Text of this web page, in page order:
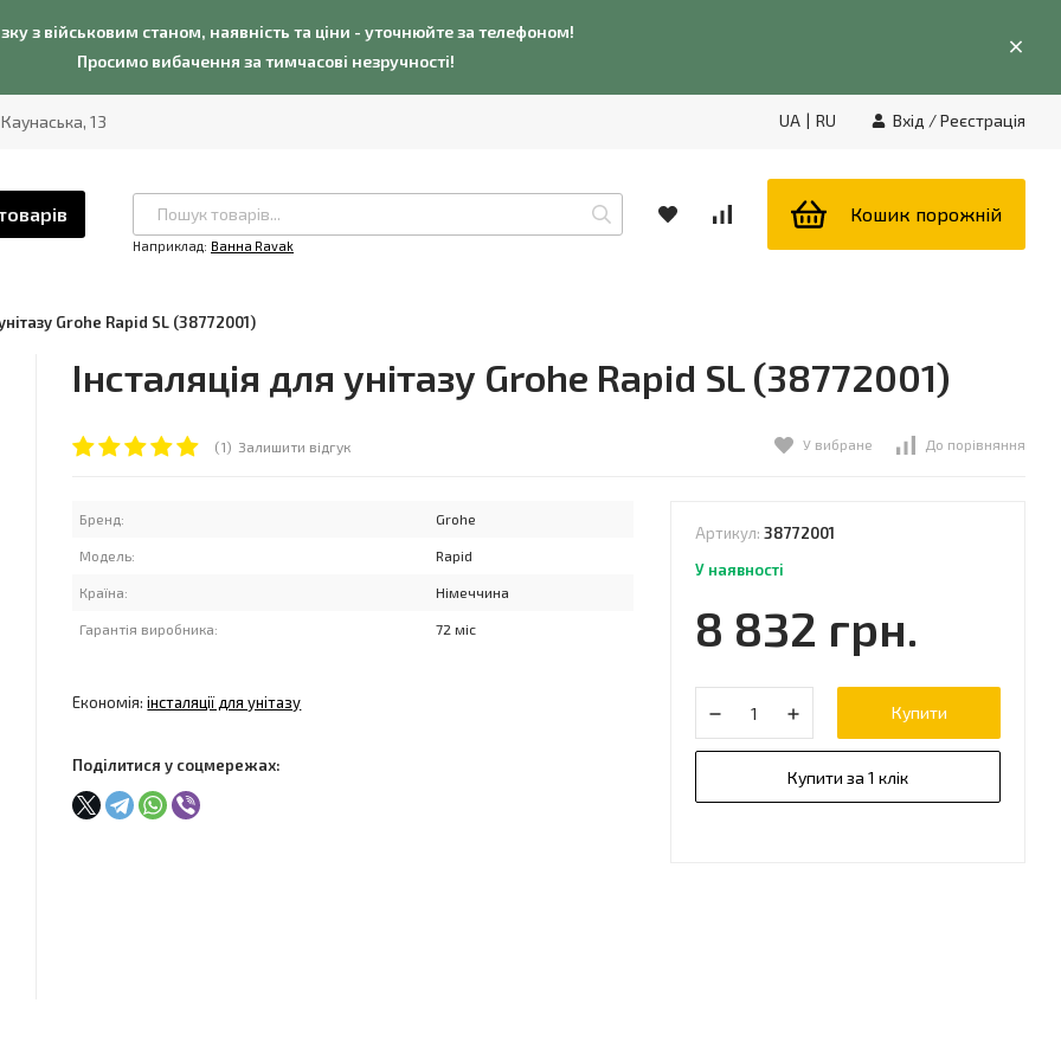
з військовим станом, наявність та ціни - уточнюйте за телефоном!
Просимо вибачення за тимчасові незручності!
13 UA | RU Вхід /Реєстрація
Наприклад: Ванна Ravak
Кошик порожній
Grohe Rapid SL (38772001)
Інсталяція для унітазу Grohe Rapid SL (38772001)
(1) Залишити відгук У вибране До порівняння
Бренд: Grohe
Модель: Rapid
Країна: Німеччина
Гарантія виробника: 72 міс
Економія:інсталяції для унітазу
Поділитися у соцмережах:
Артикул: 38772001
У наявності
8 832 грн.
Купити
Купити за 1 клік